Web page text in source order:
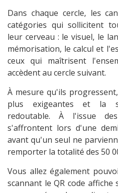
Dans chaque cercle, les
catégories qui sollicitent
leur cerveau : le visuel, le
mémorisation, le calcul et
ceux qui maîtrisent
accèdent au cercle suivant.
À mesure qu'ils
plus exigeantes et la
redoutable. À l'issue
s'affrontent lors d'une
avant qu'un seul ne
remporter la totalité des 50
Vous allez également
scannant le QR code affiche